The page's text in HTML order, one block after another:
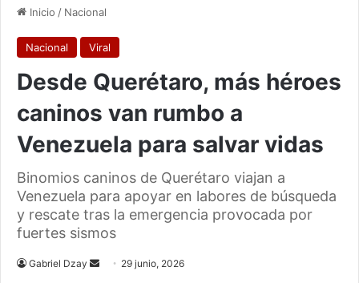
Inicio / Nacional
Nacional Viral
Desde Querétaro, más héroes
caninos van rumbo a
Venezuela para salvar vidas
Binomios caninos de Querétaro viajan a
Venezuela para apoyar en labores de búsqueda
y rescate tras la emergencia provocada por
fuertes sismos
Gabriel Dzay
Send 29 junio, 2026